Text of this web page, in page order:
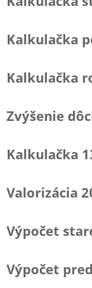
Kalkulačka
Kalkulačka
Zvýšenie
Kalkulačka
Valorizácia
Výpočet
Výpočet